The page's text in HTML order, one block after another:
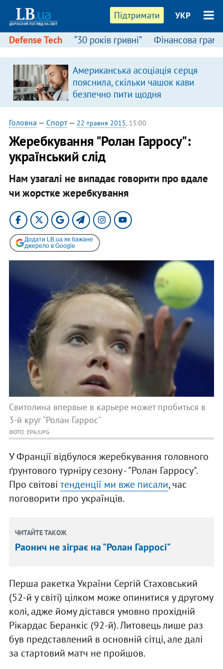
Підтримати УКР
Defense Tech “30 років гривні” Фінансова
Американська асоціація серця
пояснила, скільки чашок кави
безпечно пити щодня
Головна — Спорт— 22 травня 2015, 15:00
Жеребкування "Ролан Гарросу":
український слід
Нам узагалі не випадає говорити про вдале
чи жорстке жеребкування
Додати LB.ua як бажане
джерело в Google
Свитолина впервые в карьере может пробиться в
3-й круг "Ролан Гаррос"
ФОТО: EPA/UPG
У Франції відбулося жеребкування головного
ґрунтового турніру сезону - "Ролан Гарросу".
Про світові тенденції ми вже писали, час
поговорити про українців.
ЧИТАЙТЕ ТАКОЖ
Раонич не зіграє на "Ролан Гарросі"
Перша ракетка України Сергій Стаховський
(52-й у світі) цілком може опинитися у другому
колі, адже йому дістався умовно прохідній
Рікардас Беранкіс (92-й). Литовець лише раз
був представлений в основній сітці, але далі
за стартовий матч не пройшов.